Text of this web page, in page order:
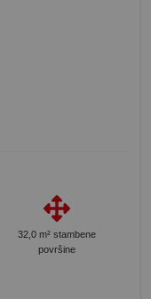
32,0 m² stambene
površine